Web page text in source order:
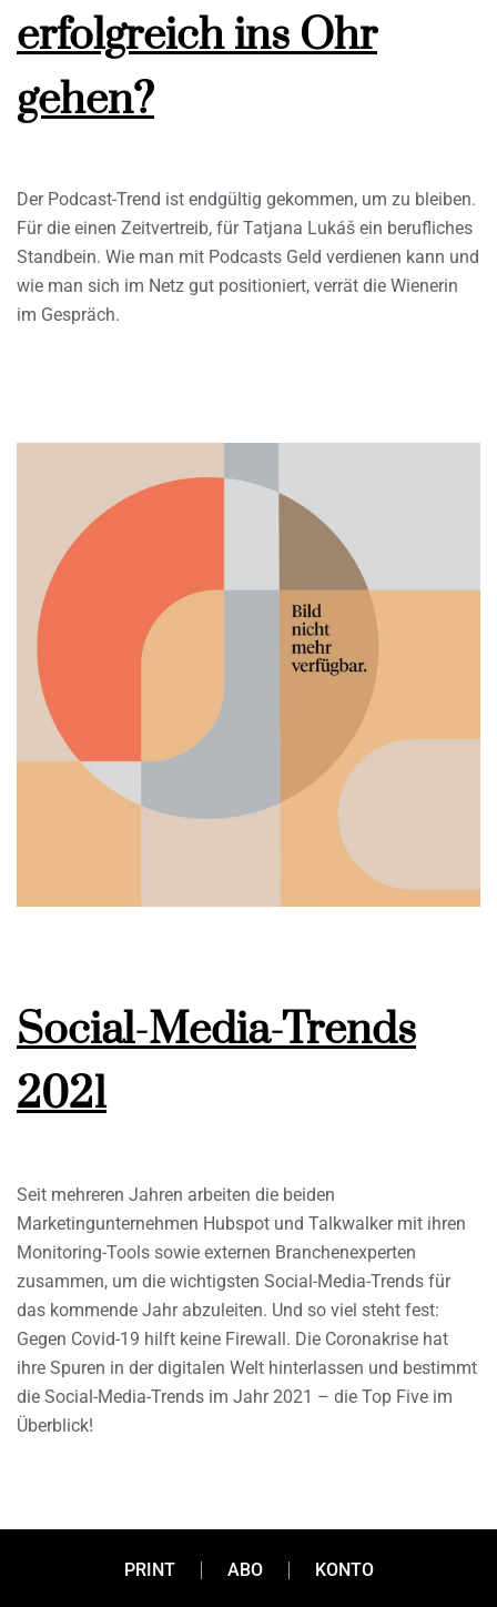
erfolgreich ins Ohr
gehen?
Der Podcast-Trend ist endgültig gekommen, um zu bleiben.
Für die einen Zeitvertreib, für Tatjana Lukáš ein berufliches
Standbein. Wie man mit Podcasts Geld verdienen kann und
wie man sich im Netz gut positioniert, verrät die Wienerin
im Gespräch.
Social-Media-Trends
2021
Seit mehreren Jahren arbeiten die beiden
Marketingunternehmen Hubspot und Talkwalker mit ihren
Monitoring-Tools sowie externen Branchenexperten
zusammen, um die wichtigsten Social-Media-Trends für
das kommende Jahr abzuleiten. Und so viel steht fest:
Gegen Covid-19 hilft keine Firewall. Die Coronakrise hat
ihre Spuren in der digitalen Welt hinterlassen und bestimmt
die Social-Media-Trends im Jahr 2021 – die Top Five im
Überblick!
PRINT ABO KONTO